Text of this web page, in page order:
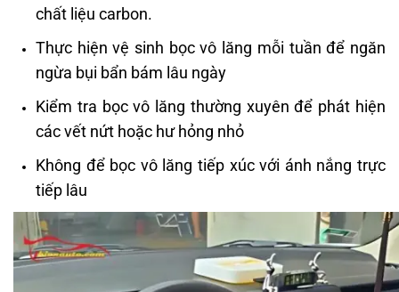
chất liệu carbon.
Thực hiện vệ sinh bọc vô lăng mỗi tuần để ngăn
ngừa bụi bẩn bám lâu ngày
Kiểm tra bọc vô lăng thường xuyên để phát hiện
các vết nứt hoặc hư hỏng nhỏ
Không để bọc vô lăng tiếp xúc với ánh nắng trực
tiếp lâu